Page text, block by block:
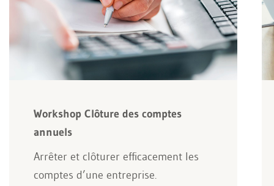
Workshop Clôture des comptes
annuels
Arrêter et clôturer efficacement les
comptes d’une entreprise.